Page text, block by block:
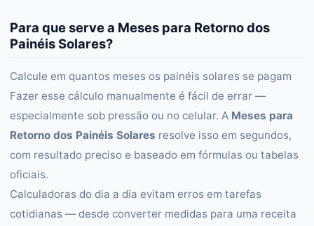
Para que serve a Meses para Retorno dos
Painéis Solares?
Calcule em quantos meses os painéis solares se pagam
Fazer esse cálculo manualmente é fácil de errar —
especialmente sob pressão ou no celular. A Meses para
Retorno dos Painéis Solares resolve isso em segundos,
com resultado preciso e baseado em fórmulas ou tabelas
oficiais.
Calculadoras do dia a dia evitam erros em tarefas
cotidianas — desde converter medidas para uma receita